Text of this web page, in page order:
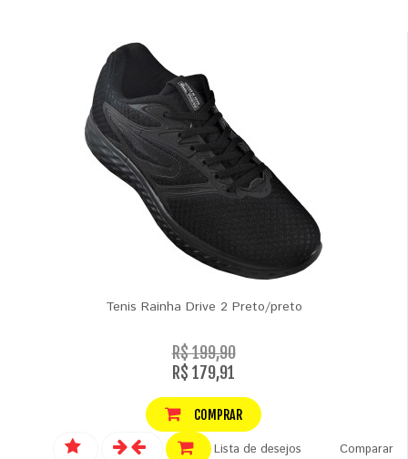
Tenis Rainha Drive 2 Preto/preto
R$ 199,90
R$ 179,91
COMPRAR
Lista de desejos Comparar